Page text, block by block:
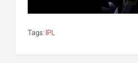
Tags: IPL